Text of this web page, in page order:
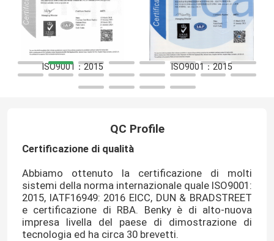
ISO9001：2015 ISO9001：2015
QC Profile
Certificazione di qualità
Abbiamo ottenuto la certificazione di molti
sistemi della norma internazionale quale ISO9001:
2015, IATF16949: 2016 EICC, DUN & BRADSTREET
e certificazione di RBA. Benky è di alto-nuova
impresa livella del paese di dimostrazione di
tecnologia ed ha circa 30 brevetti.